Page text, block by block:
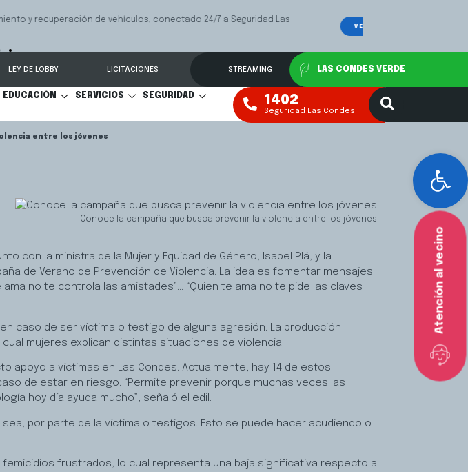
conectado 24/7 a Seguridad Las
LEY DE LOBBY LICITACIONES STREAMING LAS CONDES VERDE
EDUCACIÓN SERVICIOS SEGURIDAD 1402
Seguridad Las Condes
entre los jóvenes
Atención al vecino
Conoce la campaña que busca prevenir la violencia entre los jóvenes
con la ministra de la Mujer y Equidad de Género, Isabel Plá, y la
de Verano de Prevención de Violencia. La idea es fomentar mensajes
no te controla las amistades”… “Quien te ama no te pide las claves
caso de ser víctima o testigo de alguna agresión. La producción
mujeres explican distintas situaciones de violencia.
apoyo a víctimas en Las Condes. Actualmente, hay 14 de estos
de estar en riesgo. “Permite prevenir porque muchas veces las
hoy día ayuda mucho”, señaló el edil.
por parte de la víctima o testigos. Esto se puede hacer acudiendo o
femicidios frustrados, lo cual representa una baja significativa respecto a